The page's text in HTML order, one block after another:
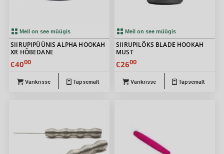
Meil on see müügis
SIIRUPIPÜÜNIS ALPHA HOOKAH
XR HÕBEDANE
€4000
Vankrisse Täpsemalt
Meil on see müügis
SIIRUPILÕKS BLADE HOOKAH
MUST
€2600
Vankrisse Täpsemalt